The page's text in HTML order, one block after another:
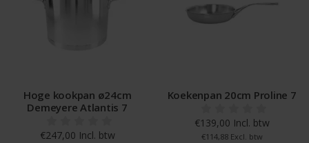
Hoge kookpan ø24cm
Demeyere Atlantis 7
€247,00 Incl. btw
Koekenpan 20cm Proline 7
€139,00 Incl. btw
€114,88 Excl. btw